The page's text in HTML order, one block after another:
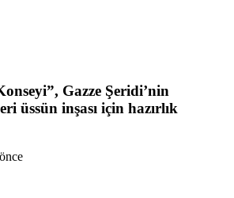
Gazze Şeridi’nin
üssün inşası için hazırlık